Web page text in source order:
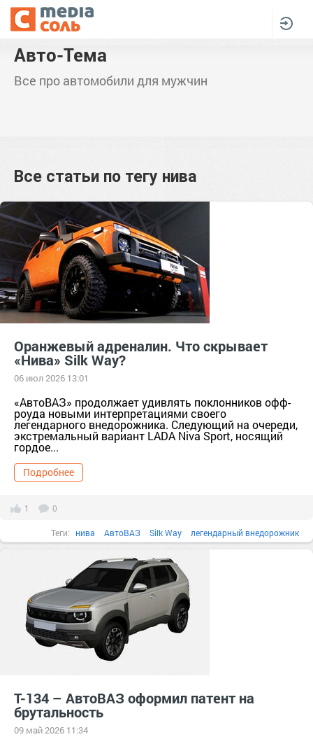
Авто-Тема
Все про автомобили для мужчин
Все статьи по тегу нива
Оранжевый адреналин. Что скрывает
«Нива» Silk Way?
06 июл 2026 13:01
​​​«АвтоВАЗ» продолжает удивлять поклонников офф-
роуда новыми интерпретациями своего
легендарного внедорожника. Следующий на очереди,
экстремальный вариант LADA Niva Sport, носящий
гордое...
Подробнее
1 0
Теги: нива АвтоВАЗ Silk Way легендарный внедорожник
Т-134 – АвтоВАЗ оформил патент на
брутальность
09 май 2026 11:34